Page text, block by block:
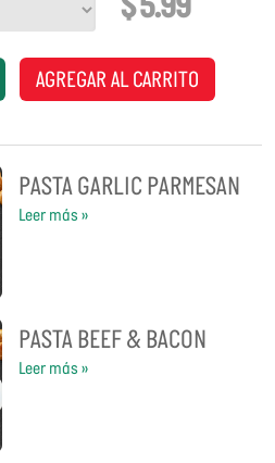
AGREGAR AL CARRITO
PASTA GARLIC PARMESAN
Leer más »
PASTA BEEF & BACON
Leer más »